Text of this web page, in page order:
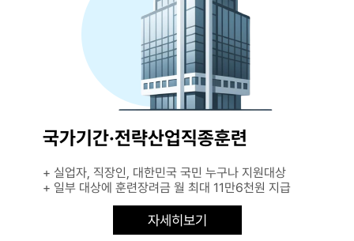
국가기간·전략산업직종훈련
+ 실업자, 직장인, 대한민국 국민 누구나 지원대상
+ 일부 대상에 훈련장려금 월 최대 11만6천원 지급
자세히보기